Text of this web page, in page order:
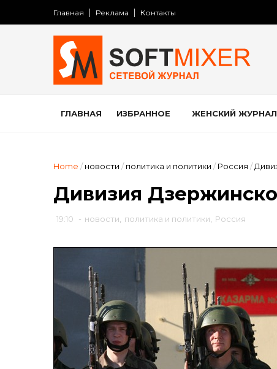
Главная Реклама Контакты
ГЛАВНАЯ ИЗБРАННОЕ ЖЕНСКИЙ ЖУРНАЛ
Home / новости / политика и политики / Россия /
Дивизия
19:10 - новости политика и политики Россия